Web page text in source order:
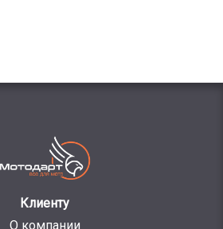
Клиенту
О компании